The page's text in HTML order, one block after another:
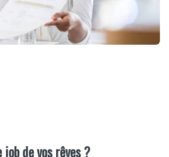
de vos rêves ?